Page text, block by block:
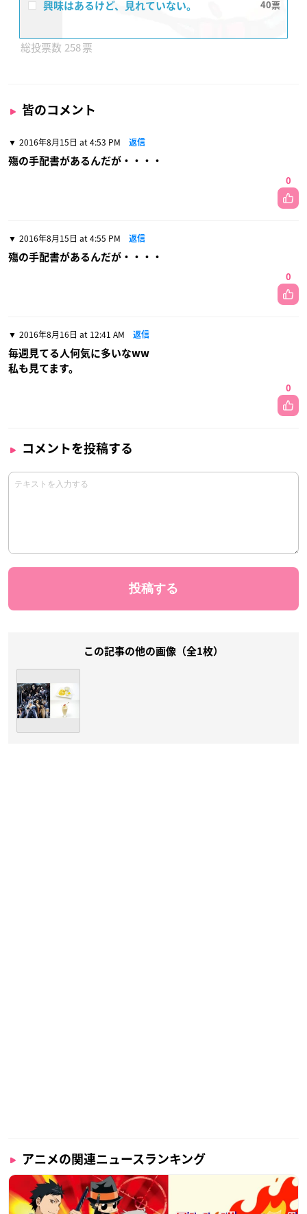
興味はあるけど、見れていない。 40
258
皆のコメント
2016年8月15日 at 4:53 PM 返信
殤の手配書があるんだが・・・・
0
2016年8月15日 at 4:55 PM 返信
殤の手配書があるんだが・・・・
0
2016年8月16日 at 12:41 AM 返信
毎週見てる人何気に多いなww
私も見てます。
0
コメントを投稿する
この記事の他の画像（全1枚）
アニメの関連ニュースランキング